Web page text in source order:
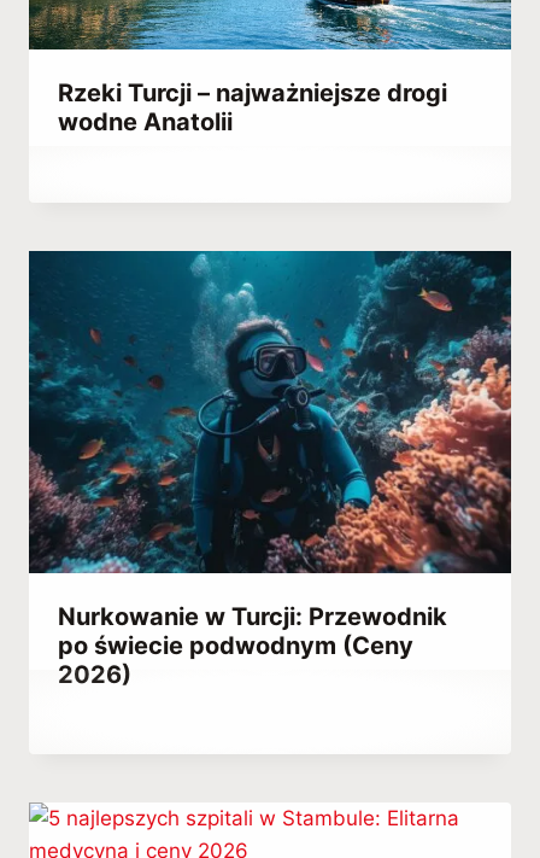
Rzeki Turcji – najważniejsze drogi
wodne Anatolii
Nurkowanie w Turcji: Przewodnik
po świecie podwodnym (Ceny
2026)